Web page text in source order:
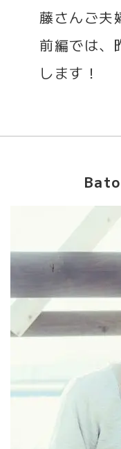
藤さんご夫
前編では
します！